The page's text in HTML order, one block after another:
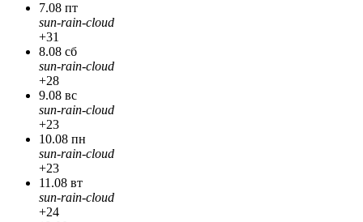
7.08 пт
sun-rain-cloud
+31
8.08 сб
sun-rain-cloud
+28
9.08 вс
sun-rain-cloud
+23
10.08 пн
sun-rain-cloud
+23
11.08 вт
sun-rain-cloud
+24